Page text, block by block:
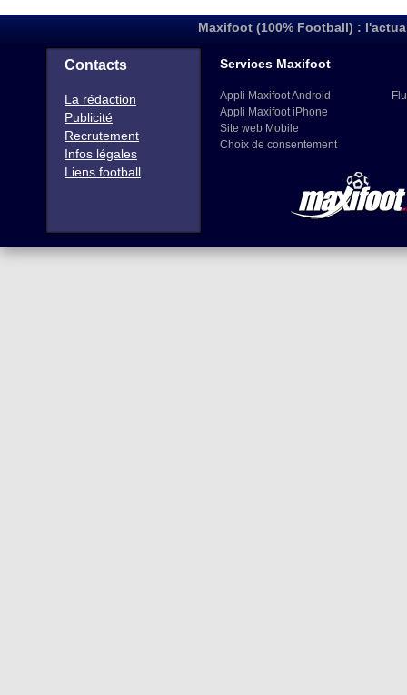
Maxifoot (100% Football) :
Contacts
La rédaction
Publicité
Recrutement
Infos légales
Liens football
Services Maxifoot
Appli Maxifoot Android
Appli Maxifoot iPhone
Site web Mobile
Choix de consentement